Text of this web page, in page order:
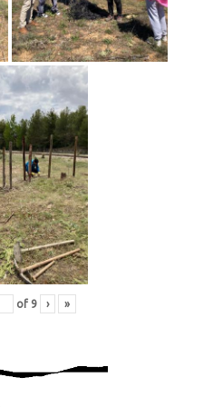
of 9 › »